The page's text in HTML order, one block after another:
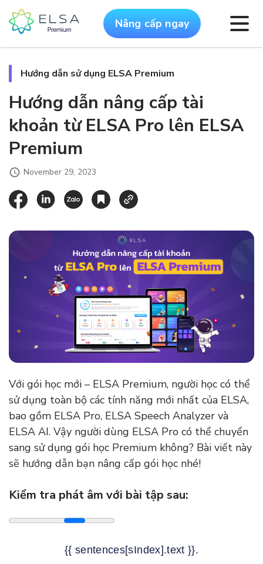
Nâng cấp ngay
Hướng dẫn sử dụng ELSA Premium
Hướng dẫn nâng cấp tài
khoản từ ELSA Pro lên ELSA
Premium
November 29, 2023
Với gói học mới – ELSA Premium, người học có thể
sử dụng toàn bộ các tính năng mới nhất của ELSA,
bao gồm ELSA Pro, ELSA Speech Analyzer và
ELSA AI. Vậy người dùng ELSA Pro có thể chuyển
sang sử dụng gói học Premium không? Bài viết này
sẽ hướng dẫn bạn nâng cấp gói học nhé!
Kiểm tra phát âm với bài tập sau:
{{ sentences[sIndex].text }}.